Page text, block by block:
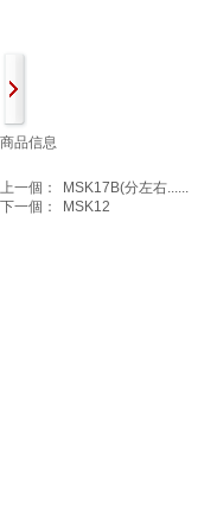
商品信息
上一個：
MSK17B(分左右......
下一個：
MSK12